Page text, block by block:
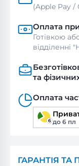
(Apple Pay /
Оплата
Готівкою
відділенні
та
Оплата
до 6 пл
ГАРАНТІЯ